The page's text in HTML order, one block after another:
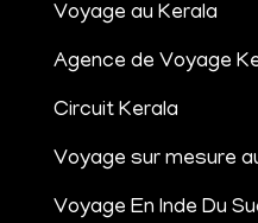
Voyage au Kerala
Agence de Voyage
Circuit Kerala
Voyage sur mesure
Voyage En Inde Du